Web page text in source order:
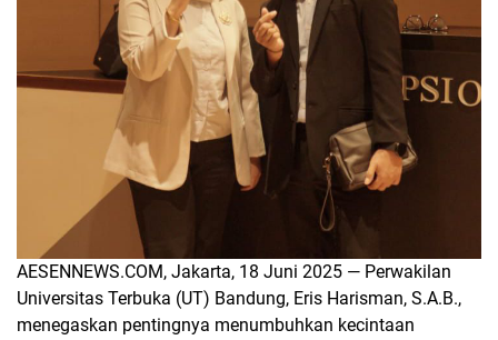
AESENNEWS.COM, Jakarta, 18 Juni 2025 — Perwakilan
Universitas Terbuka (UT) Bandung, Eris Harisman, S.A.B.,
menegaskan pentingnya menumbuhkan kecintaan